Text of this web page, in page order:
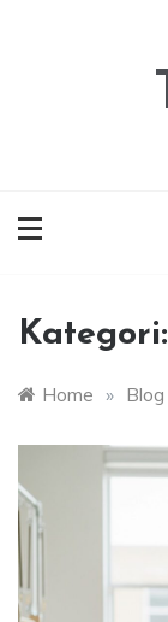
Kategori:
Home » Blog